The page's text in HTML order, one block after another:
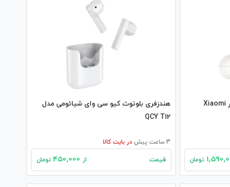
هدفون بیسیم شیائومی وان مور Xiaomi
تومان
هندزفری بلوتوث کیو سی وای شیائومی مدل
QCY T12
3 ساعت پیش در بایت کالا
قیمت از تومان